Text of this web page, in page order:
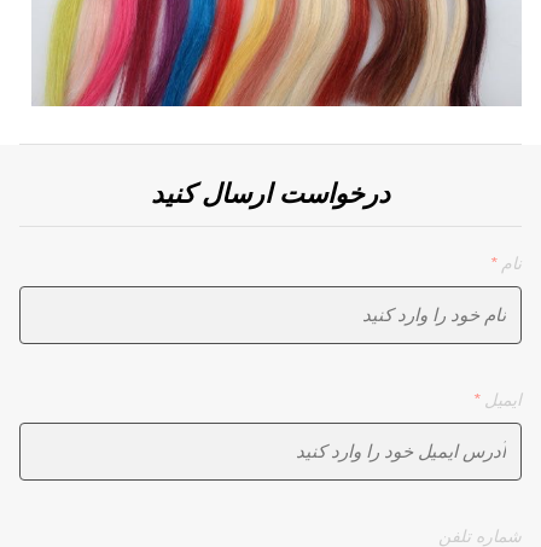
درخواست ارسال کنید
نام*
ایمیل*
شماره تلفن